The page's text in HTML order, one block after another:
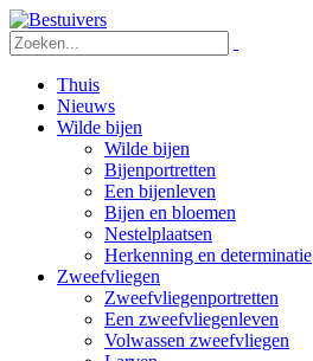
Thuis
Nieuws
Wilde bijen
Wilde bijen
Bijenportretten
Een bijenleven
Bijen en bloemen
Nestelplaatsen
Herkenning en determinatie
Zweefvliegen
Zweefvliegenportretten
Een zweefvliegenleven
Volwassen zweefvliegen